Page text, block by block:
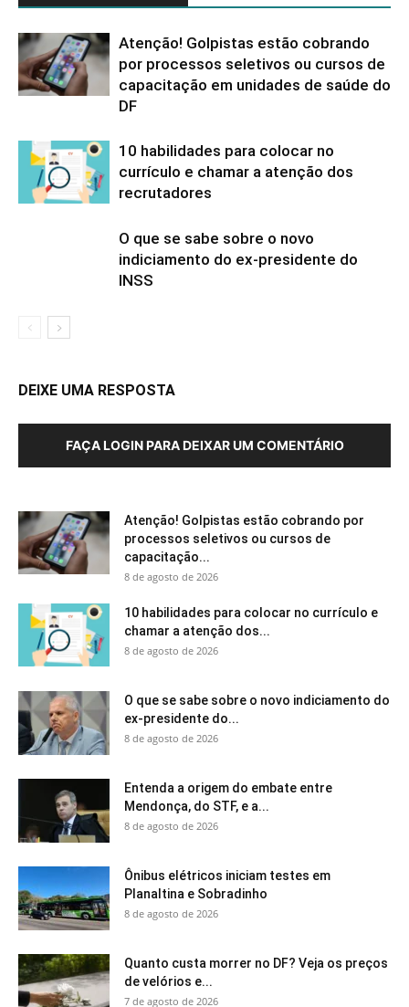
Atenção! Golpistas estão cobrando
por processos seletivos ou cursos de
capacitação em unidades de saúde do
DF
10 habilidades para colocar no
currículo e chamar a atenção dos
recrutadores
O que se sabe sobre o novo
indiciamento do ex-presidente do
INSS
DEIXE UMA RESPOSTA
FAÇA LOGIN PARA DEIXAR UM COMENTÁRIO
Atenção! Golpistas estão cobrando por
processos seletivos ou cursos de
capacitação...
8 de agosto de 2026
10 habilidades para colocar no currículo e
chamar a atenção dos...
8 de agosto de 2026
O que se sabe sobre o novo indiciamento do
ex-presidente do...
8 de agosto de 2026
Entenda a origem do embate entre
Mendonça, do STF, e a...
8 de agosto de 2026
Ônibus elétricos iniciam testes em
Planaltina e Sobradinho
8 de agosto de 2026
Quanto custa morrer no DF? Veja os preços
de velórios e...
7 de agosto de 2026